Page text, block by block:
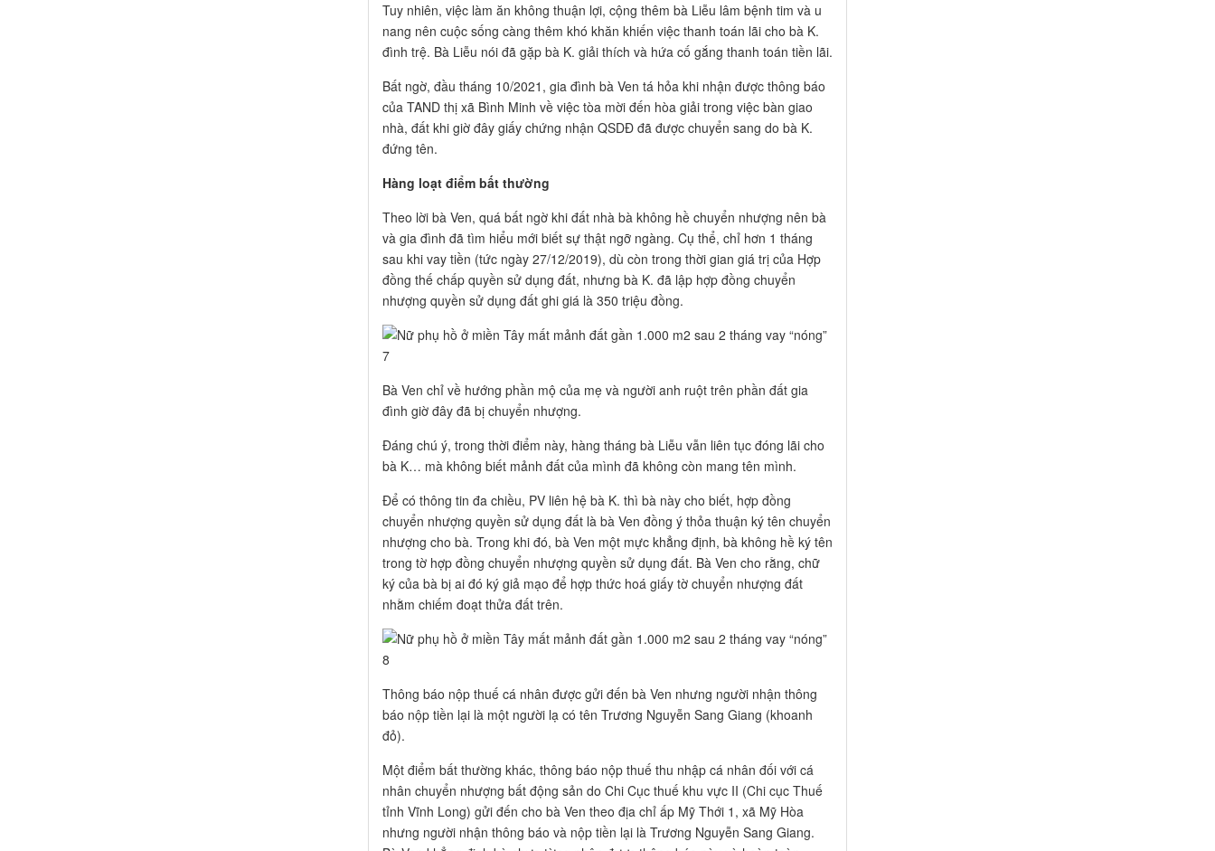
Tuy nhiên, việc làm ăn không thuận lợi, cộng thêm bà Liễu lâm bệnh tim và u
nang nên cuộc sống càng thêm khó khăn khiến việc thanh toán lãi cho bà K.
đình trệ. Bà Liễu nói đã gặp bà K. giải thích và hứa cố gắng thanh toán tiền lãi.
Bất ngờ, đầu tháng 10/2021, gia đình bà Ven tá hỏa khi nhận được thông báo
của TAND thị xã Bình Minh về việc tòa mời đến hòa giải trong việc bàn giao
nhà, đất khi giờ đây giấy chứng nhận QSDĐ đã được chuyển sang do bà K.
đứng tên.
Hàng loạt điểm bất thường
Theo lời bà Ven, quá bất ngờ khi đất nhà bà không hề chuyển nhượng nên bà
và gia đình đã tìm hiểu mới biết sự thật ngỡ ngàng. Cụ thể, chỉ hơn 1 tháng
sau khi vay tiền (tức ngày 27/12/2019), dù còn trong thời gian giá trị của Hợp
đồng thế chấp quyền sử dụng đất, nhưng bà K. đã lập hợp đồng chuyển
nhượng quyền sử dụng đất ghi giá là 350 triệu đồng.
Bà Ven chỉ về hướng phần mộ của mẹ và người anh ruột trên phần đất gia
đình giờ đây đã bị chuyển nhượng.
Đáng chú ý, trong thời điểm này, hàng tháng bà Liễu vẫn liên tục đóng lãi cho
bà K… mà không biết mảnh đất của mình đã không còn mang tên mình.
Để có thông tin đa chiều, PV liên hệ bà K. thì bà này cho biết, hợp đồng
chuyển nhượng quyền sử dụng đất là bà Ven đồng ý thỏa thuận ký tên chuyển
nhượng cho bà. Trong khi đó, bà Ven một mực khẳng định, bà không hề ký tên
trong tờ hợp đồng chuyển nhượng quyền sử dụng đất. Bà Ven cho rằng, chữ
ký của bà bị ai đó ký giả mạo để hợp thức hoá giấy tờ chuyển nhượng đất
nhằm chiếm đoạt thửa đất trên.
Thông báo nộp thuế cá nhân được gửi đến bà Ven nhưng người nhận thông
báo nộp tiền lại là một người lạ có tên Trương Nguyễn Sang Giang (khoanh
đỏ).
Một điểm bất thường khác, thông báo nộp thuế thu nhập cá nhân đối với cá
nhân chuyển nhượng bất động sản do Chi Cục thuế khu vực II (Chi cục Thuế
tỉnh Vĩnh Long) gửi đến cho bà Ven theo địa chỉ ấp Mỹ Thới 1, xã Mỹ Hòa
nhưng người nhận thông báo và nộp tiền lại là Trương Nguyễn Sang Giang.